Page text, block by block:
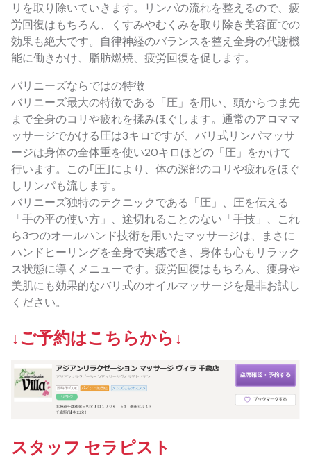
リを取り除いていきます。リンパの流れを整えるので、疲
労回復はもちろん、くすみやむくみを取り除き美容面での
効果も絶大です。自律神経のバランスを整え全身の代謝機
能に働きかけ、脂肪燃焼、疲労回復を促します。
バリニーズならではの特徴
バリニーズ最大の特徴である「圧」を用い、頭からつま先
まで全身のコリや疲れを揉みほぐします。通常のアロママ
ッサージでかける圧は3キロですが、バリ式リンパマッサ
ージは身体の全体重を使い20キロほどの「圧」をかけて
行います。この｢圧｣により、体の深部のコリや疲れをほぐ
しリンパも流します。
バリニーズ独特のテクニックである「圧」、圧を伝える
「手の平の使い方」、途切れることのない「手技」、これ
ら3つのオールハンド技術を用いたマッサージは、まさに
ハンドヒーリングを全身で実感でき、身体も心もリラック
ス状態に導くメニューです。疲労回復はもちろん、痩身や
美肌にも効果的なバリ式のオイルマッサージを是非お試し
ください。
↓ご予約はこちらから↓
スタッフ セラピスト